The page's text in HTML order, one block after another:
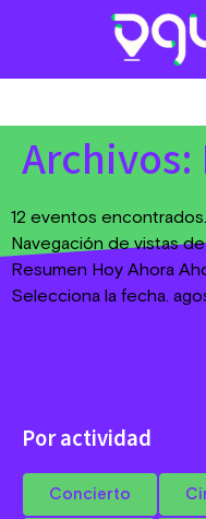
Archivos:
12 eventos
Navegación de vistas
Resumen Hoy Ahora
Selecciona la fecha.
Por actividad
Concierto